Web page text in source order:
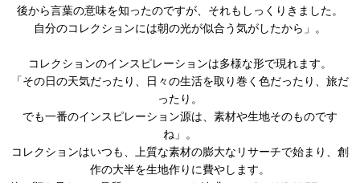
後から言葉の意味を知ったのですが、それもしっくりきました。
自分のコレクションには朝の光が似合う気がしたから」。
コレクションのインスピレーションは多様な形で現れます。
「その日の天気だったり、日々の生活を取り巻く色だったり、旅だ
ったり。
でも一番のインスピレーション源は、素材や生地そのものです
ね」。
コレクションはいつも、上質な素材の膨大なリサーチで始まり、創
作の大半を生地作りに費やします。